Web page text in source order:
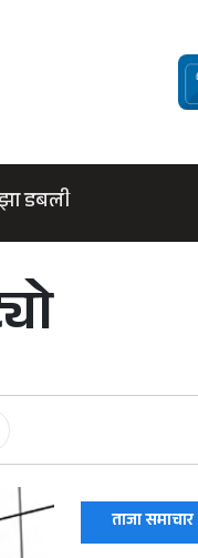
डबली
ताजा समाचार